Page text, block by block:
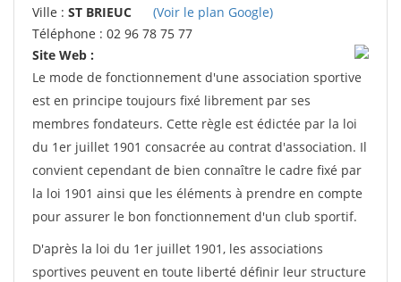
Ville : ST BRIEUC
(Voir le plan Google)
Téléphone : 02 96 78 75 77
Site Web :
Le mode de fonctionnement d'une association sportive
est en principe toujours fixé librement par ses
membres fondateurs. Cette règle est édictée par la loi
du 1er juillet 1901 consacrée au contrat d'association. Il
convient cependant de bien connaître le cadre fixé par
la loi 1901 ainsi que les éléments à prendre en compte
pour assurer le bon fonctionnement d'un club sportif.
D'après la loi du 1er juillet 1901, les associations
sportives peuvent en toute liberté définir leur structure